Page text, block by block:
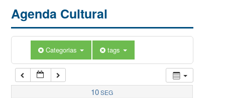
Agenda Cultural
Categorias tags
10SEG